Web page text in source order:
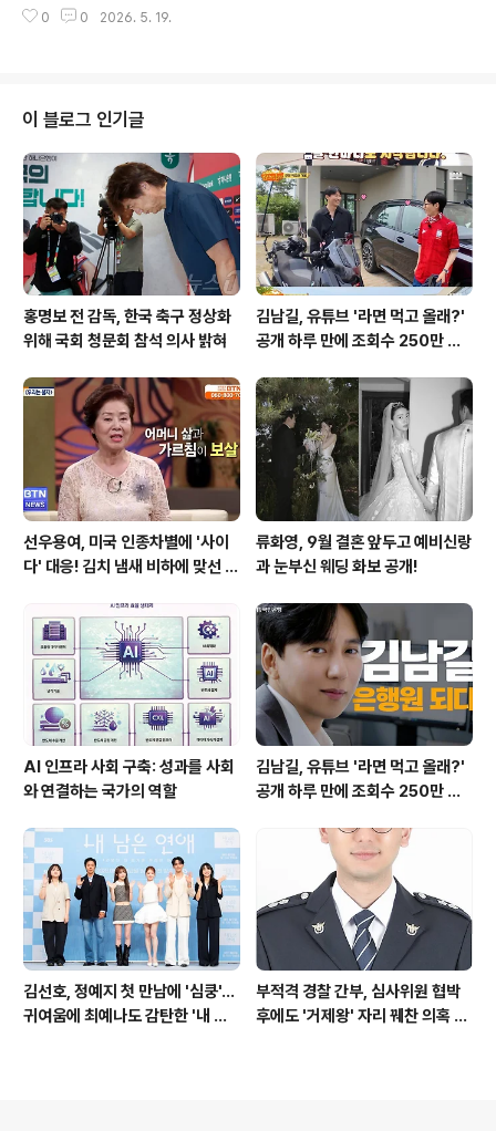
패션, 뷰티 등 다양한 영역에서 트렌드를 이끌며 셀러브리
'안세영의 천적'으로 불리던 그녀지만, 최근 기세가 꺾인 상
행보가 어떤 결과를 가져올지 주목됩니다. 슈퍼 300 대회
참가, 랭킹 포인트 확보 목적천위페이는 19일부터 열리는
세계배드민턴연맹(BWF) 월드투어 말레이시아 마스터스
(슈퍼 300)에 출전합니다. 슈퍼 300 대회는 톱랭커에게
참가 의무가 없는 대회로, 주로 세계랭킹 중상위권 선수들
이 랭킹 포인트를 ..
0 0 2026. 5. 19.
이 블로그 인기글
홍명보 전 감독, 한국 축구 정상화
위해 국회 청문회 참석 의사 밝혀
김남길, 유튜브 '라면 먹고 올래?'
공개 하루 만에 조회수 250만 돌
선우용여, 미국 인종차별에 '사이
다' 대응! 김치 냄새 비하에 맞선 통
류화영, 9월 결혼 앞두고 예비신랑
과 눈부신 웨딩 화보 공개!
AI 인프라 사회 구축: 성과를 사회
와 연결하는 국가의 역할
김남길, 유튜브 '라면 먹고 올래?'
공개 하루 만에 조회수 250만 돌
김선호, 정예지 첫 만남에 '심쿵'…
귀여움에 최예나도 감탄한 '내 남
부적격 경찰 간부, 심사위원 협박
후에도 '거제왕' 자리 꿰찬 의혹 진